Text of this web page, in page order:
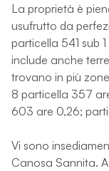
La proprietà è
usufrutto da
particella 541 sub
include anche
trovano in più
8 particella 357
603 are 0,26;
Vi sono
Canosa Sannita.